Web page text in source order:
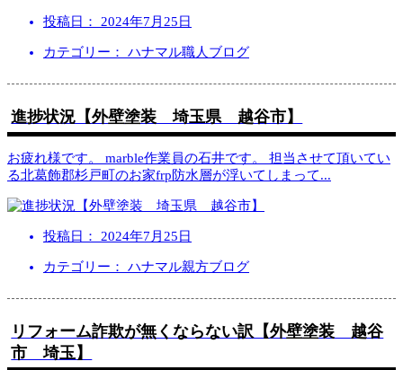
投稿日： 2024年7月25日
カテゴリー： ハナマル職人ブログ
進捗状況【外壁塗装 埼玉県 越谷市】
お疲れ様です。 marble作業員の石井です。 担当させて頂いてい
る北葛飾郡杉戸町のお家frp防水層が浮いてしまって...
投稿日： 2024年7月25日
カテゴリー： ハナマル親方ブログ
リフォーム詐欺が無くならない訳【外壁塗装 越谷
市 埼玉】